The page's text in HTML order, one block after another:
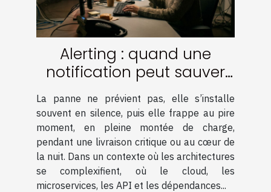
Alerting : quand une
notification peut sauver
votre infrastructure
La panne ne prévient pas, elle s’installe
souvent en silence, puis elle frappe au pire
moment, en pleine montée de charge,
pendant une livraison critique ou au cœur de
la nuit. Dans un contexte où les architectures
se complexifient, où le cloud, les
microservices, les API et les dépendances...